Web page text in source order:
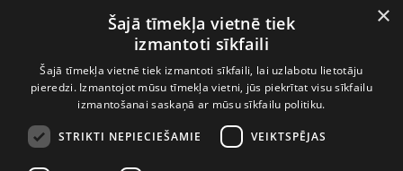
AMBER DISTRIBUTION ESTONIA
AMBER LATVIJAS BALZAMS
LIETOŠANAS NOTEIKUMI
×
Šajā tīmekļa vietnē tiek
izmantoti sīkfaili
Šajā tīmekļa vietnē tiek izmantoti sīkfaili, lai uzlabotu lietotāju
pieredzi. Izmantojot mūsu tīmekļa vietni, jūs piekrītat visu sīkfailu
izmantošanai saskaņā ar mūsu sīkfailu politiku.
STRIKTI NEPIECIEŠAMIE VEIKTSPĒJAS